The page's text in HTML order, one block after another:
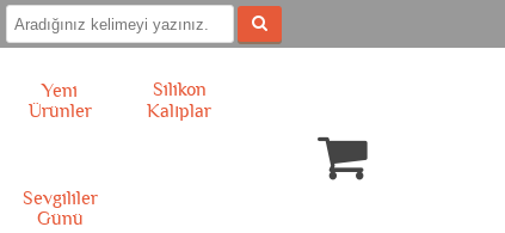
Yeni
Ürünler
Silikon
Kalıplar
Sevgililer
Günü